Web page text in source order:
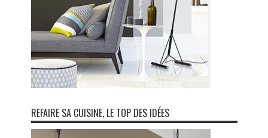
REFAIRE SA CUISINE, LE TOP DES IDÉES